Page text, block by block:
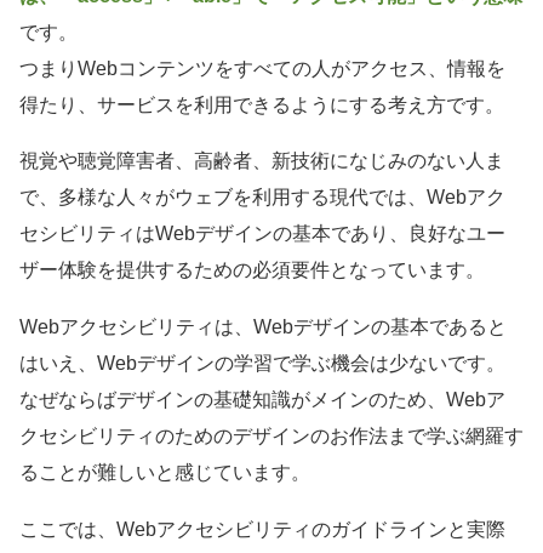
です。
つまりWebコンテンツをすべての人がアクセス、情報を
得たり、サービスを利用できるようにする考え方です。
視覚や聴覚障害者、高齢者、新技術になじみのない人ま
で、多様な人々がウェブを利用する現代では、Webアク
セシビリティはWebデザインの基本であり、良好なユー
ザー体験を提供するための必須要件となっています。
Webアクセシビリティは、Webデザインの基本であると
はいえ、Webデザインの学習で学ぶ機会は少ないです。
なぜならばデザインの基礎知識がメインのため、Webア
クセシビリティのためのデザインのお作法まで学ぶ網羅す
ることが難しいと感じています。
ここでは、Webアクセシビリティのガイドラインと実際